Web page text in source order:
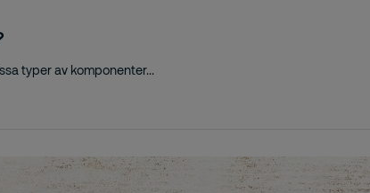
typer av komponenter...